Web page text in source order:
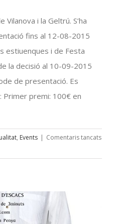
i la Geltrú. S’ha
fins al 12-08-2015
estiuenques i de Festa
la decisió al 10-09-2015
de presentació. Es
premi: 100€ en
, Events | Comentaris tancatsa